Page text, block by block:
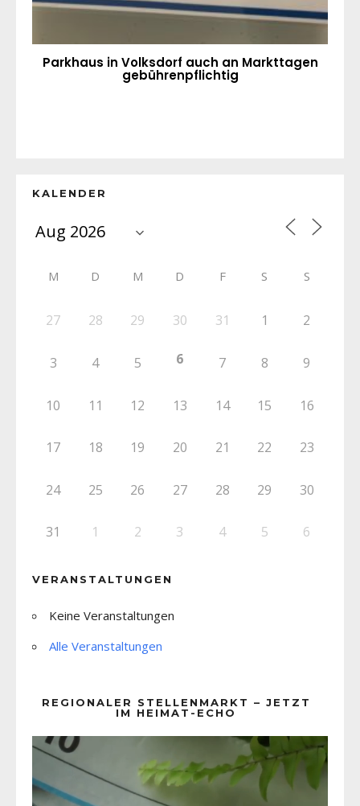
Parkhaus in Volksdorf auch an Markttagen
gebührenpflichtig
KALENDER
M D M D F S S
27 28 29 30 31 1 2
3 4 5 6 7 8 9
10 11 12 13 14 15 16
17 18 19 20 21 22 23
24 25 26 27 28 29 30
31 1 2 3 4 5 6
VERANSTALTUNGEN
Keine Veranstaltungen
Alle Veranstaltungen
REGIONALER STELLENMARKT – JETZT
IM HEIMAT-ECHO
Player